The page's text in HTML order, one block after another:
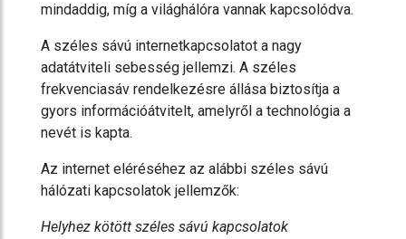
mindaddig, míg a világhálóra vannak kapcsolódva.
A széles sávú internetkapcsolatot a nagy
adatátviteli sebesség jellemzi. A széles
frekvenciasáv rendelkezésre állása biztosítja a
gyors információátvitelt, amelyről a technológia a
nevét is kapta.
Az internet eléréséhez az alábbi széles sávú
hálózati kapcsolatok jellemzők:
Helyhez kötött széles sávú kapcsolatok